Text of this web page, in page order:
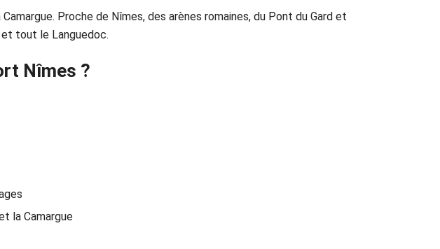
Proche de Nîmes, des arènes romaines, du Pont du Gard et
tout le Languedoc.
Nîmes ?
la Camargue